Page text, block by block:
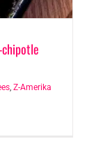
, Z-Amerika